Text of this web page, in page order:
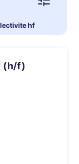
hf
(h/f)